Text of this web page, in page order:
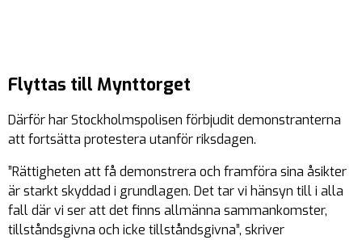
Flyttas till Mynttorget
Därför har Stockholmspolisen förbjudit demonstranterna
att fortsätta protestera utanför riksdagen.
”Rättigheten att få demonstrera och framföra sina åsikter
är starkt skyddad i grundlagen. Det tar vi hänsyn till i alla
fall där vi ser att det finns allmänna sammankomster,
tillståndsgivna och icke tillståndsgivna”, skriver